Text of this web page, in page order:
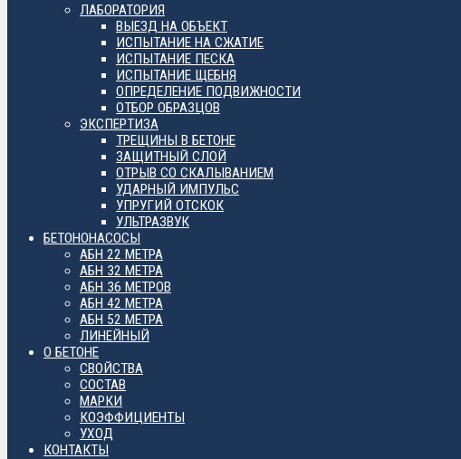
ЛАБОРАТОРИЯ
ВЫЕЗД НА ОБЪЕКТ
ИСПЫТАНИЕ НА СЖАТИЕ
ИСПЫТАНИЕ ПЕСКА
ИСПЫТАНИЕ ЩЕБНЯ
ОПРЕДЕЛЕНИЕ ПОДВИЖНОСТИ
ОТБОР ОБРАЗЦОВ
ЭКСПЕРТИЗА
ТРЕЩИНЫ В БЕТОНЕ
ЗАЩИТНЫЙ СЛОЙ
ОТРЫВ СО СКАЛЫВАНИЕМ
УДАРНЫЙ ИМПУЛЬС
УПРУГИЙ ОТСКОК
УЛЬТРАЗВУК
БЕТОНОНАСОСЫ
АБН 22 МЕТРА
АБН 32 МЕТРА
АБН 36 МЕТРОВ
АБН 42 МЕТРА
АБН 52 МЕТРА
ЛИНЕЙНЫЙ
О БЕТОНЕ
СВОЙСТВА
СОСТАВ
МАРКИ
КОЭФФИЦИЕНТЫ
УХОД
КОНТАКТЫ